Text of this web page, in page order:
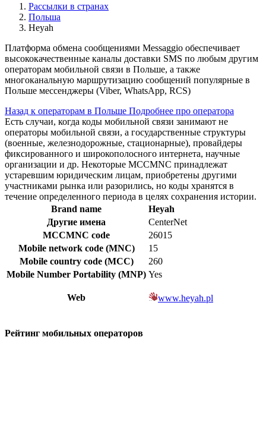
Рассылки в странах
Польша
Heyah
Платформа обмена сообщениями Messaggio обеспечивает
высококачественные каналы доставки SMS по любым другим
операторам мобильной связи в Польше, а также
многоканальную маршрутизацию сообщений популярные в
Польше мессенджеры (Viber, WhatsApp, RCS)
Назад к операторам в Польше Подробнее про оператора
Есть случаи, когда коды мобильной связи занимают не
операторы мобильной связи, а государственные структуры
(военные, железнодорожные, стационарные), провайдеры
фиксированного и широкополосного интернета, научные
организации и др. Некоторые MCCMNC принадлежат
устаревшим юридическим лицам, приобретены другими
участниками рынка или разорились, но коды хранятся в
течение определенного периода в целях сохранения истории.
Brand name
Heyah
Другие имена
CenterNet
MCCMNC code
26015
Mobile network code (MNC)
15
Mobile country code (MCC)
260
Mobile Number Portability (MNP) Yes
Web www.heyah.pl
Рейтинг мобильных операторов